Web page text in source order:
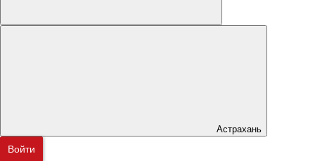
Астрахань
Войти